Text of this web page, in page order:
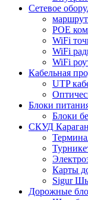
Сетевое
POE
WiFi
WiFi
WiFi
Кабельная
UTP
Блоки
Блоки
СКУД
Карты
Sigur
Дорожные